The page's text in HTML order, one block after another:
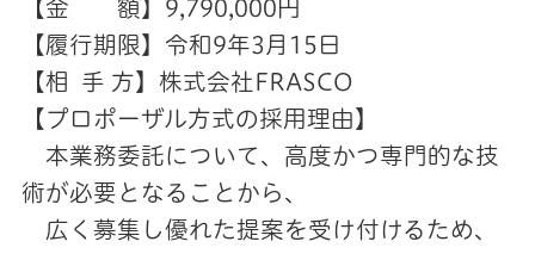
【金 額】9,790,000円
【履行期限】令和9年3月15日
【相 手 方】株式会社FRASCO
【プロポーザル方式の採用理由】
本業務委託について、高度かつ専門的な技
術が必要となることから、
広く募集し優れた提案を受け付けるため、